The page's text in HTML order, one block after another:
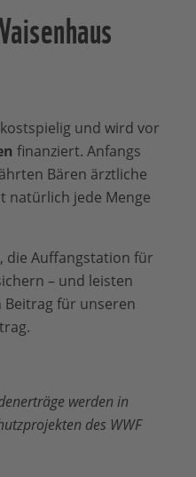
und wird vor
finanziert. Anfangs
Bären ärztliche
natürlich jede Menge
die Auffangstation für
– und leisten
Beitrag für unseren
werden in
des WWF